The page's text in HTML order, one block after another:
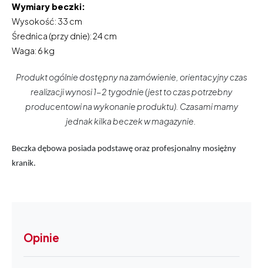
Wymiary beczki:
Wysokość: 33 cm
Średnica (przy dnie): 24 cm
Waga: 6 kg
Produkt ogólnie dostępny na zamówienie, orientacyjny czas
realizacji wynosi 1-2 tygodnie (jest to czas potrzebny
producentowi na wykonanie produktu). Czasami mamy
jednak kilka beczek w magazynie.
Beczka dębowa posiada podstawę oraz profesjonalny mosiężny
kranik.
Opinie